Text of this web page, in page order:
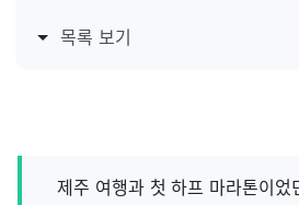
목록 보기
제주 여행과 첫 하프 마라톤이었